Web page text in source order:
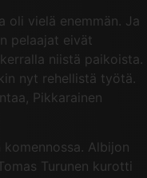
oli vielä enemmän. Ja
pelaajat eivät
niistä paikoista.
nyt rehellistä työtä.
Pikkarainen
komennossa. Albijon
Turunen kurotti